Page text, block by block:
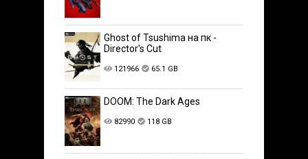
Ghost of Tsushima на пк -
Director's Cut
121966 65.1 GB
DOOM: The Dark Ages
82990 118 GB